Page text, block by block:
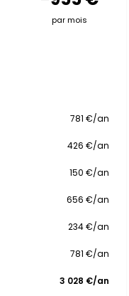
par mois
781 €/an
426 €/an
150 €/an
656 €/an
234 €/an
781 €/an
3 028 €/an